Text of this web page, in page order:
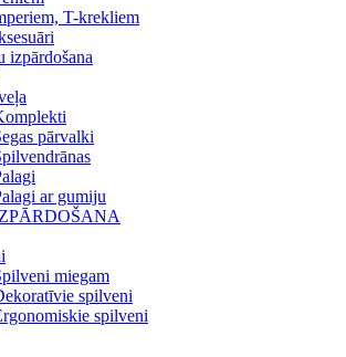
T-krekliem
izpārdošana
pārvalki
ar gumiju
miegam
spilveni
spilveni